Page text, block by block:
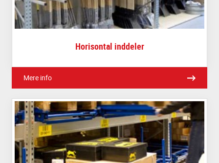
Horisontal inddeler
Mere info